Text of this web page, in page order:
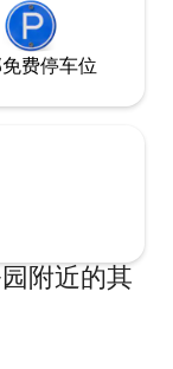
费停车位
附近的其